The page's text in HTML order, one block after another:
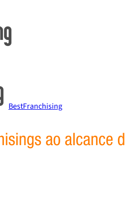
BestFranchising